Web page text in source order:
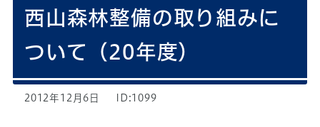
西山森林整備の取り組みに
ついて（20年度）
2012年12月6日 ID:1099